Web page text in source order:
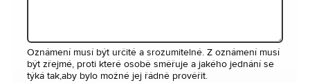
Oznámení musí být určité a srozumitelné. Z oznámení musí
být zřejmé, proti které osobě směřuje a jakého jednání se
týká tak,aby bylo možné jej řádně prověřit.